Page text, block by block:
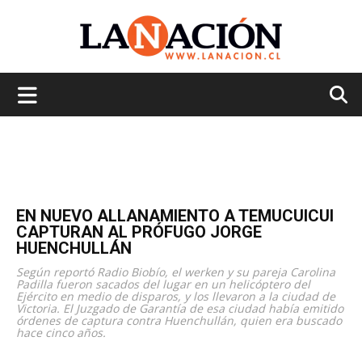
EN NUEVO ALLANAMIENTO A TEMUCUICUI
CAPTURAN AL PRÓFUGO JORGE
HUENCHULLÁN
Según reportó Radio Biobío, el werken y su pareja Carolina
Padilla fueron sacados del lugar en un helicóptero del
Ejército en medio de disparos, y los llevaron a la ciudad de
Victoria. El Juzgado de Garantía de esa ciudad había emitido
órdenes de captura contra Huenchullán, quien era buscado
hace cinco años.